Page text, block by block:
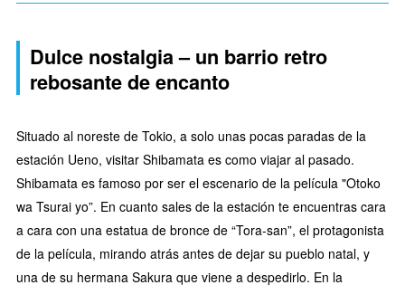
Dulce nostalgia – un barrio retro
rebosante de encanto
Situado al noreste de Tokio, a solo unas pocas paradas de la
estación Ueno, visitar Shibamata es como viajar al pasado.
Shibamata es famoso por ser el escenario de la película "Otoko
wa Tsurai yo”. En cuanto sales de la estación te encuentras cara
a cara con una estatua de bronce de “Tora-san”, el protagonista
de la película, mirando atrás antes de dejar su pueblo natal, y
una de su hermana Sakura que viene a despedirlo. En la